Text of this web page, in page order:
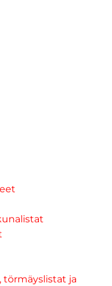
törmäyslistat ja